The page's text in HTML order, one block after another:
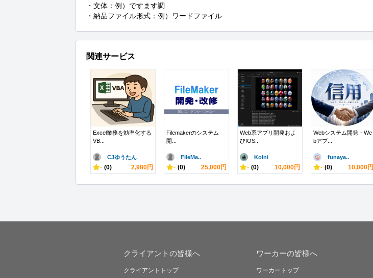
・文体：例）ですます調
・納品ファイル形式：例）ワードファイル
関連サービス
Excel業務を効率化する
VB...
CJゆうたん
- (0) 2,980円
Filemakerのシステム
開...
FileMa..
- (0) 25,000円
Web系アプリ開発およ
びIOS...
KoIni
- (0) 10,000円
Webシステム開発・We
bアプ...
funaya..
- (0) 10,000円
クライアントの皆様へ
クライアントトップ
ワーカーの皆様へ
ワーカートップ